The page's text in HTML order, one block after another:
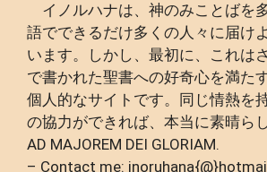
イノルハナは、神のみことばを
語でできるだけ多くの人々に届け
います。しかし、最初に、これは
で書かれた聖書への好奇心を満た
個人的なサイトです。同じ情熱を
の協力ができれば、本当に素晴ら
AD MAJOREM DEI GLORIAM.
– Contact me: